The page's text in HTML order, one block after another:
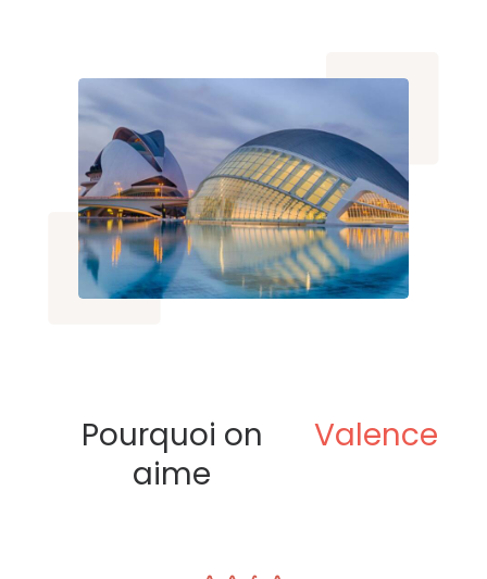
Pourquoi on
aime
Valence